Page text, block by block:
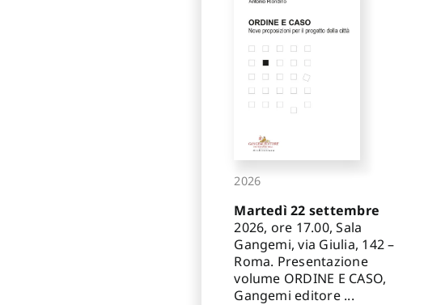
2026
Martedì 22 settembre
2026, ore 17.00, Sala
Gangemi, via Giulia, 142 –
Roma. Presentazione
volume ORDINE E CASO,
Gangemi editore ...